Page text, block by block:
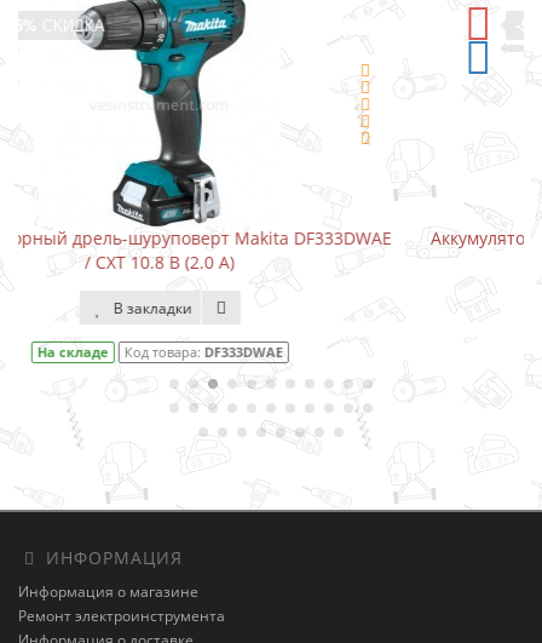
-5%СКИДКА
Аккумуляторный шуруповерт-отвертка Makita
На складе Код товара:
ИНФОРМАЦИЯ
Информация о магазине
Ремонт электроинструмента